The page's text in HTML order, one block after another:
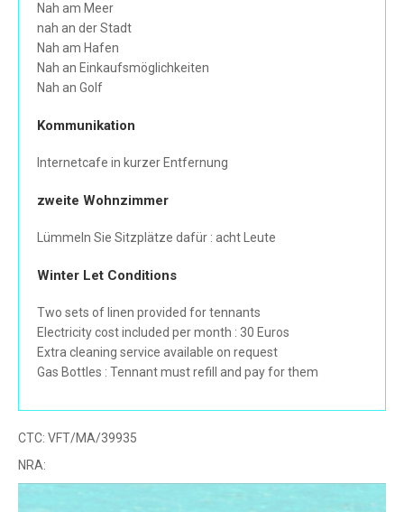
Nah am Meer
nah an der Stadt
Nah am Hafen
Nah an Einkaufsmöglichkeiten
Nah an Golf
Kommunikation
Internetcafe in kurzer Entfernung
zweite Wohnzimmer
Lümmeln Sie Sitzplätze dafür : acht Leute
Winter Let Conditions
Two sets of linen provided for tennants
Electricity cost included per month : 30 Euros
Extra cleaning service available on request
Gas Bottles : Tennant must refill and pay for them
CTC: VFT/MA/39935
NRA: